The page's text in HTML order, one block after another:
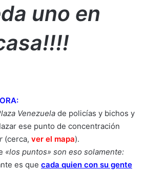
uno en
Venezuela de policías y bichos y
ese punto de concentración
(cerca, ver el mapa).
«los puntos» son eso solamente:
es que cada quien con su gente